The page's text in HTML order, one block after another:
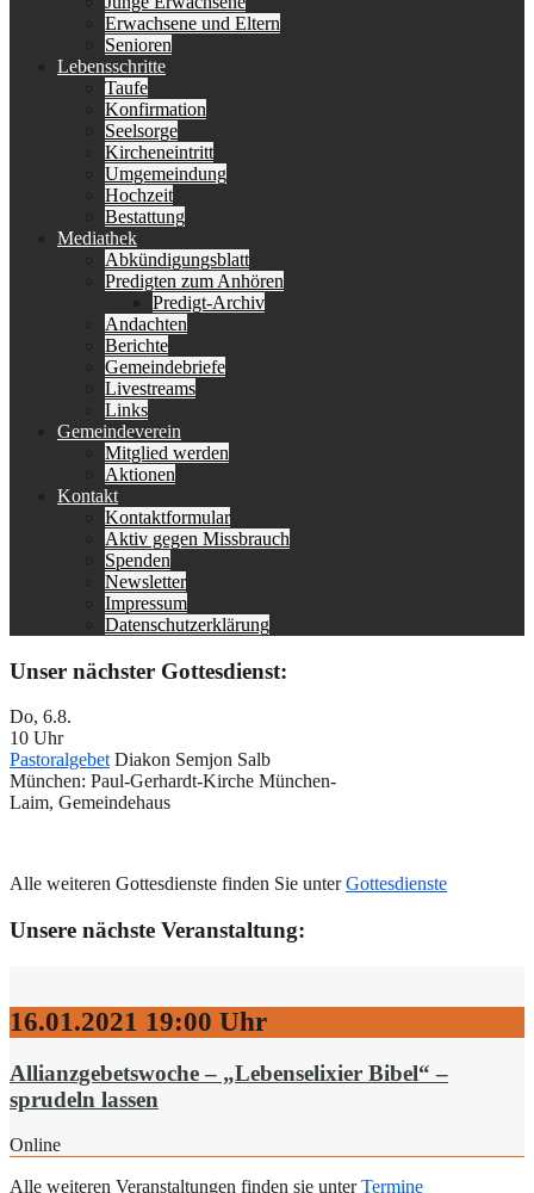
Erwachsene und Eltern
Senioren
Lebensschritte
Taufe
Konfirmation
Seelsorge
Kircheneintritt
Umgemeindung
Hochzeit
Bestattung
Mediathek
Abkündigungsblatt
Predigten zum Anhören
Predigt-Archiv
Andachten
Berichte
Gemeindebriefe
Livestreams
Links
Gemeindeverein
Mitglied werden
Aktionen
Kontakt
Kontaktformular
Aktiv gegen Missbrauch
Spenden
Newsletter
Impressum
Datenschutzerklärung
Unser nächster Gottesdienst:
Do, 6.8.
10 Uhr
Pastoralgebet Diakon Semjon Salb
München: Paul-Gerhardt-Kirche München-
Laim, Gemeindehaus
Alle weiteren Gottesdienste finden Sie unterGottesdienste
Unsere nächste Veranstaltung:
16.01.2021 19:00 Uhr
Allianzgebetswoche – „Lebenselixier Bibel“ –
sprudeln lassen
Online
Alle weiteren Veranstaltungen finden sie unterTermine